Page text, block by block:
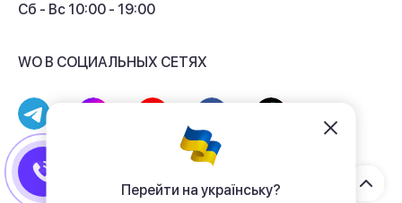
Перейти на українську?
Сб - Вс 10:00 - 19:00
WO В СОЦИАЛЬНЫХ СЕТЯХ
Договор публичной оферты